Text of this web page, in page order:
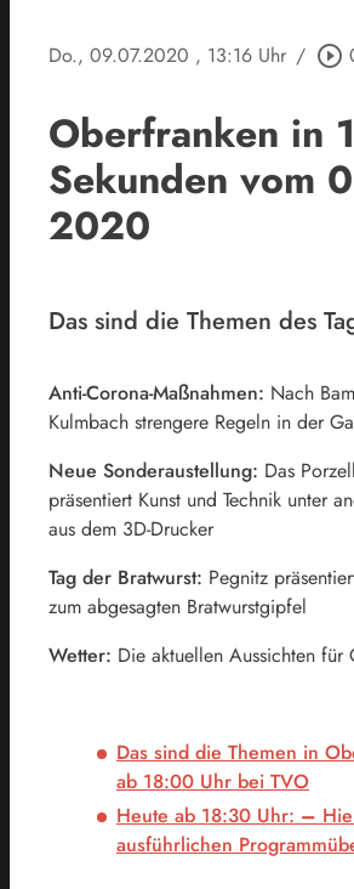
Do., 09.07.2020 , 13:16 Uhr / play_circle_outline
Oberfranken in
Sekunden vom
2020
Das sind die Themen des
Anti-Corona-Maßnahmen: Nach
Kulmbach strengere Regeln in der
Neue Sonderaustellung: Das
präsentiert Kunst und Technik unter
aus dem 3D-Drucker
Tag der Bratwurst: Pegnitz
zum abgesagten Bratwurstgipfel
Wetter: Die aktuellen Aussichten für
Das sind die Themen in
ab 18:00 Uhr bei TVO
Heute ab 18:30 Uhr: –
ausführlichen